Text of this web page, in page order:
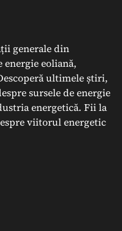
generale din
eoliană,
ultimele știri,
sursele de energie
energetică. Fii la
viitorul energetic